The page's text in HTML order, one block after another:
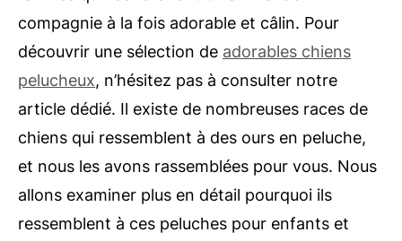
compagnie à la fois adorable et câlin. Pour
découvrir une sélection de adorables chiens
pelucheux, n’hésitez pas à consulter notre
article dédié. Il existe de nombreuses races de
chiens qui ressemblent à des ours en peluche,
et nous les avons rassemblées pour vous. Nous
allons examiner plus en détail pourquoi ils
ressemblent à ces peluches pour enfants et